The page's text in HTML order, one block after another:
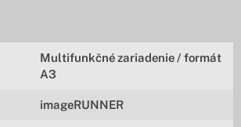
Multifunkčné zariadenie / formát
A3
imageRUNNER